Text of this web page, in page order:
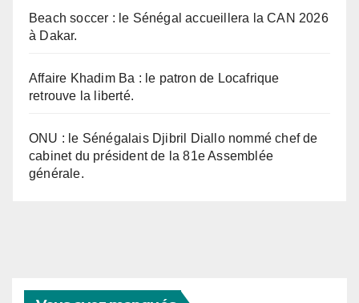
Beach soccer : le Sénégal accueillera la CAN 2026
à Dakar.
Affaire Khadim Ba : le patron de Locafrique
retrouve la liberté.
ONU : le Sénégalais Djibril Diallo nommé chef de
cabinet du président de la 81e Assemblée
générale.